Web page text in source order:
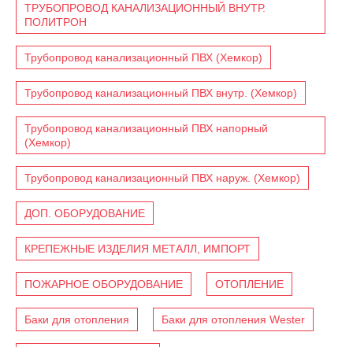
ТРУБОПРОВОД КАНАЛИЗАЦИОННЫЙ ВНУТР.
ПОЛИТРОН
Трубопровод канализационный ПВХ (Хемкор)
Трубопровод канализационный ПВХ внутр. (Хемкор)
Трубопровод канализационный ПВХ напорный
(Хемкор)
Трубопровод канализационный ПВХ наруж. (Хемкор)
ДОП. ОБОРУДОВАНИЕ
КРЕПЕЖНЫЕ ИЗДЕЛИЯ МЕТАЛЛ, ИМПОРТ
ПОЖАРНОЕ ОБОРУДОВАНИЕ ОТОПЛЕНИЕ
Баки для отопления Баки для отопления Wester